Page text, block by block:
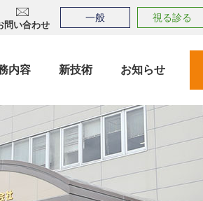
問い合わせ
一般 視る診る
会社案内
Company Profile
内容
業務内容
Service
新技術
新技術
New Technology
お知らせ